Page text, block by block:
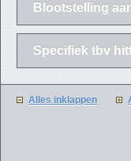
Blootstelling
Specifiek tbv
Alles inklappen